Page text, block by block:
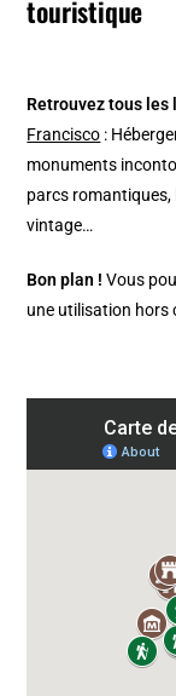
touristique
Retrouvez tous
Francisco :
monuments
parcs
vintage…
Bon plan ! Vous
une utilisation hors